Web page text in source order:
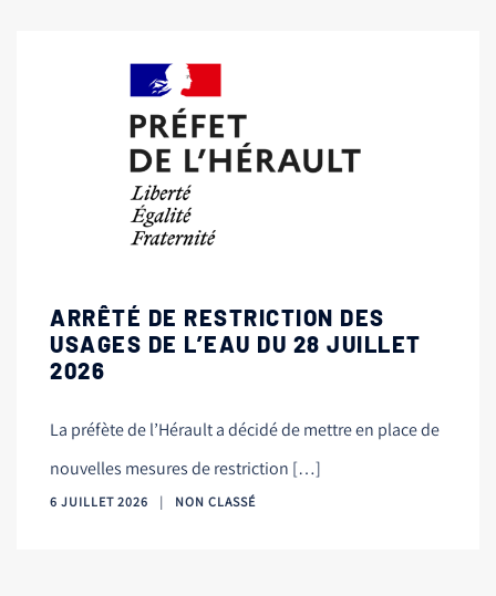
ARRÊTÉ DE RESTRICTION DES
USAGES DE L’EAU DU 28 JUILLET
2026
La préfète de l’Hérault a décidé de mettre en place de
nouvelles mesures de restriction […]
6 JUILLET 2026 NON CLASSÉ